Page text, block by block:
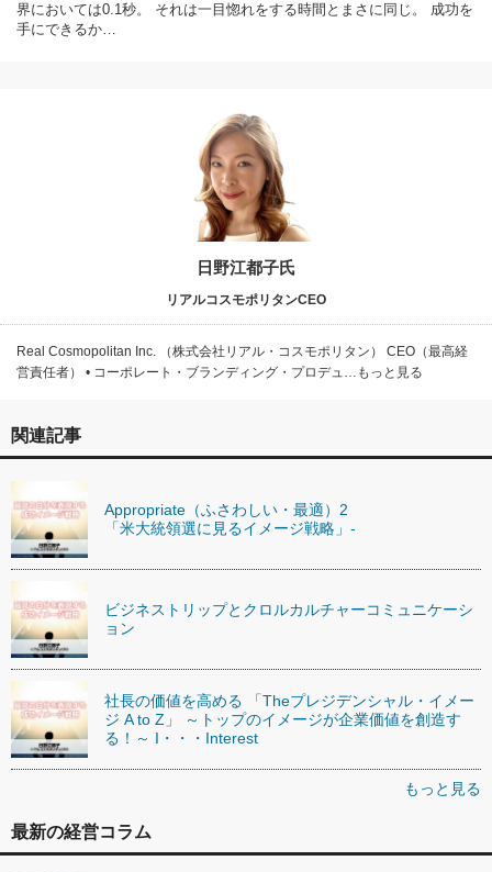
界においては0.1秒。 それは一目惚れをする時間とまさに同じ。 成功を
手にできるか…
日野江都子氏
リアルコスモポリタンCEO
Real Cosmopolitan Inc. （株式会社リアル・コスモポリタン） CEO（最高経
営責任者） • コーポレート・ブランディング・プロデュ…もっと見る
関連記事
Appropriate（ふさわしい・最適）2
「米大統領選に見るイメージ戦略」-
ビジネストリップとクロルカルチャーコミュニケーシ
ョン
社長の価値を高める 「Theプレジデンシャル・イメー
ジ A to Z」 ～トップのイメージが企業価値を創造す
る！～ I・・・Interest
もっと見る
最新の経営コラム